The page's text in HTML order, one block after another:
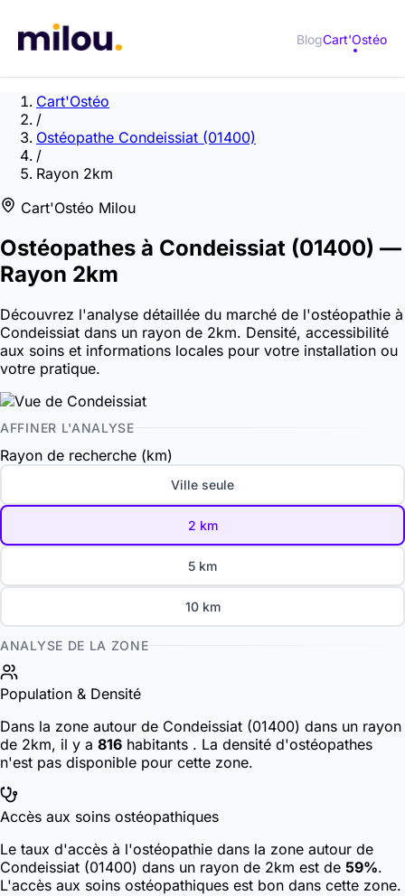
BlogCart'Ostéo
Cart'Ostéo
/
Ostéopathe Condeissiat (01400)
/
Rayon 2km
Cart'Ostéo Milou
Ostéopathes à Condeissiat (01400) —
Rayon 2km
Découvrez l'analyse détaillée du marché de l'ostéopathie à
Condeissiat dans un rayon de 2km. Densité, accessibilité
aux soins et informations locales pour votre installation ou
votre pratique.
AFFINER L'ANALYSE
Rayon de recherche (km)
Ville seule
2 km
5 km
10 km
ANALYSE DE LA ZONE
Population & Densité
Dans la zone autour de Condeissiat (01400) dans un rayon
de 2km, il y a 816 habitants . La densité d'ostéopathes
n'est pas disponible pour cette zone.
Accès aux soins ostéopathiques
Le taux d'accès à l'ostéopathie dans la zone autour de
Condeissiat (01400) dans un rayon de 2km est de 59%.
L'accès aux soins ostéopathiques est bon dans cette zone.